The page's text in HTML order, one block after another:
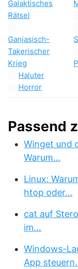
Coma-
Der
Sternenozean
DINO III
Dritte Macht
Epotron